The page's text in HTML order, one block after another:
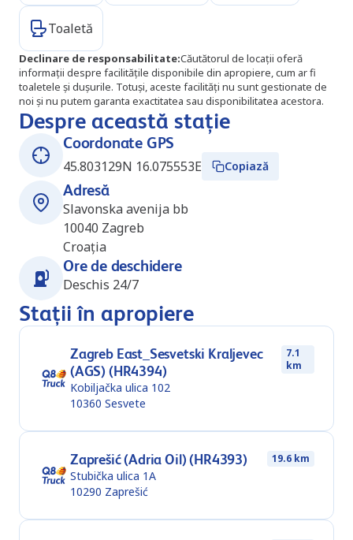
Toaletă
Declinare de responsabilitate:Căutătorul de locații oferă
informații despre facilitățile disponibile din apropiere, cum ar fi
toaletele și dușurile. Totuși, aceste facilități nu sunt gestionate de
noi și nu putem garanta exactitatea sau disponibilitatea acestora.
Despre această stație
Coordonate GPS
45.803129N 16.075553E
Copiază
Adresă
Slavonska avenija bb
10040 Zagreb
Croația
Ore de deschidere
Deschis 24/7
Stații în apropiere
Zagreb East_Sesvetski Kraljevec
(AGS) (HR4394)
7.1
km
Kobiljačka ulica 102
10360 Sesvete
Zaprešić (Adria Oil) (HR4393) 19.6 km
Stubička ulica 1A
10290 Zaprešić